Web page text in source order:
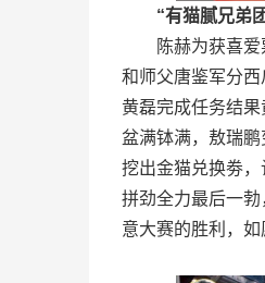
“有猫腻兄弟
陈赫为获喜
和师父唐鉴军分西
黄磊完成任务结
盆满钵满，敖瑞
挖出金猫兑换劵
拼劲全力最后一勃
意大赛的胜利，如